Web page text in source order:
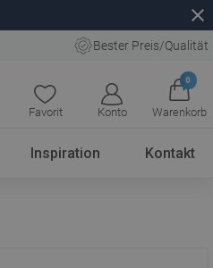
close
Bester Preis/Qualität
Favorit Konto
0
Warenkorb
Inspiration Kontakt